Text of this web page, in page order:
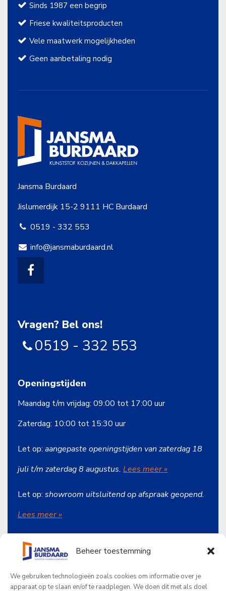
Beheer toestemming
We gebruiken technologieën zoals cookies om informatie over je
apparaat op te slaan en/of te raadplegen. We doen dit met als doel
Sinds 1987 een begrip
Friese kwaliteitsproducten
Vele maatwerk mogelijkheden
Geen aanbetaling nodig
Jansma Burdaard
Jislumerdijk 15-2 9111 HC Burdaard
0519 - 332 553
info@jansmaburdaard.nl
Vragen? Bel ons!
0519 - 332 553
Openingstijden
Maandag t/m vrijdag: 09:00 tot 17:00 uur
Zaterdag: 10:00 tot 15:30 uur
Let op: aangepaste openingstijden van zaterdag 18
juli t/m zaterdag 8 augustus. Lees meer »
Let op: showroom uitsluitend op afspraak geopend.
Lees meer»
Onze producten
Jansma Burdaard